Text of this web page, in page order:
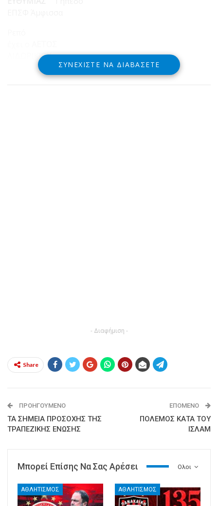
ΛΙΔΩΡΙΚΙΟΥ
ΣΥΝΕΧΊΣΤΕ ΝΑ ΔΙΑΒΆΣΕΤΕ
- Διαφήμιση -
Share
ΠΡΟΗΓΟΎΜΕΝΟ
ΤΑ ΣΗΜΕΙΑ ΠΡΟΣΟΧΗΣ ΤΗΣ
ΤΡΑΠΕΖΙΚΗΣ ΕΝΩΣΗΣ
ΕΠΌΜΕΝΟ
ΠΟΛΕΜΟΣ ΚΑΤΑ ΤΟΥ
ΙΣΛΑΜ
Ολοι
Μπορεί Επίσης Να Σας Αρέσει
ΑΘΛΗΤΙΣΜΟΣ ΑΘΛΗΤΙΣΜΟΣ